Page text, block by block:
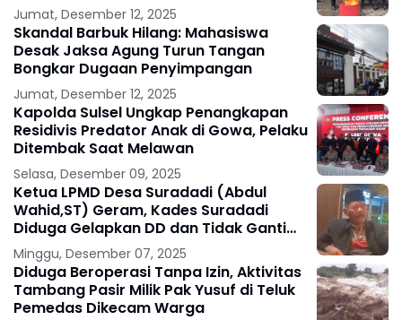
Jumat, Desember 12, 2025
Skandal Barbuk Hilang: Mahasiswa
Desak Jaksa Agung Turun Tangan
Bongkar Dugaan Penyimpangan
Jumat, Desember 12, 2025
Kapolda Sulsel Ungkap Penangkapan
Residivis Predator Anak di Gowa, Pelaku
Ditembak Saat Melawan
Selasa, Desember 09, 2025
Ketua LPMD Desa Suradadi (Abdul
Wahid,ST) Geram, Kades Suradadi
Diduga Gelapkan DD dan Tidak Ganti
Dana PADes Yang Dipinjam
Minggu, Desember 07, 2025
Diduga Beroperasi Tanpa Izin, Aktivitas
Tambang Pasir Milik Pak Yusuf di Teluk
Pemedas Dikecam Warga